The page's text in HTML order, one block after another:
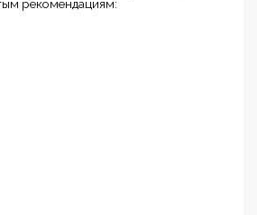
рекомендациям: